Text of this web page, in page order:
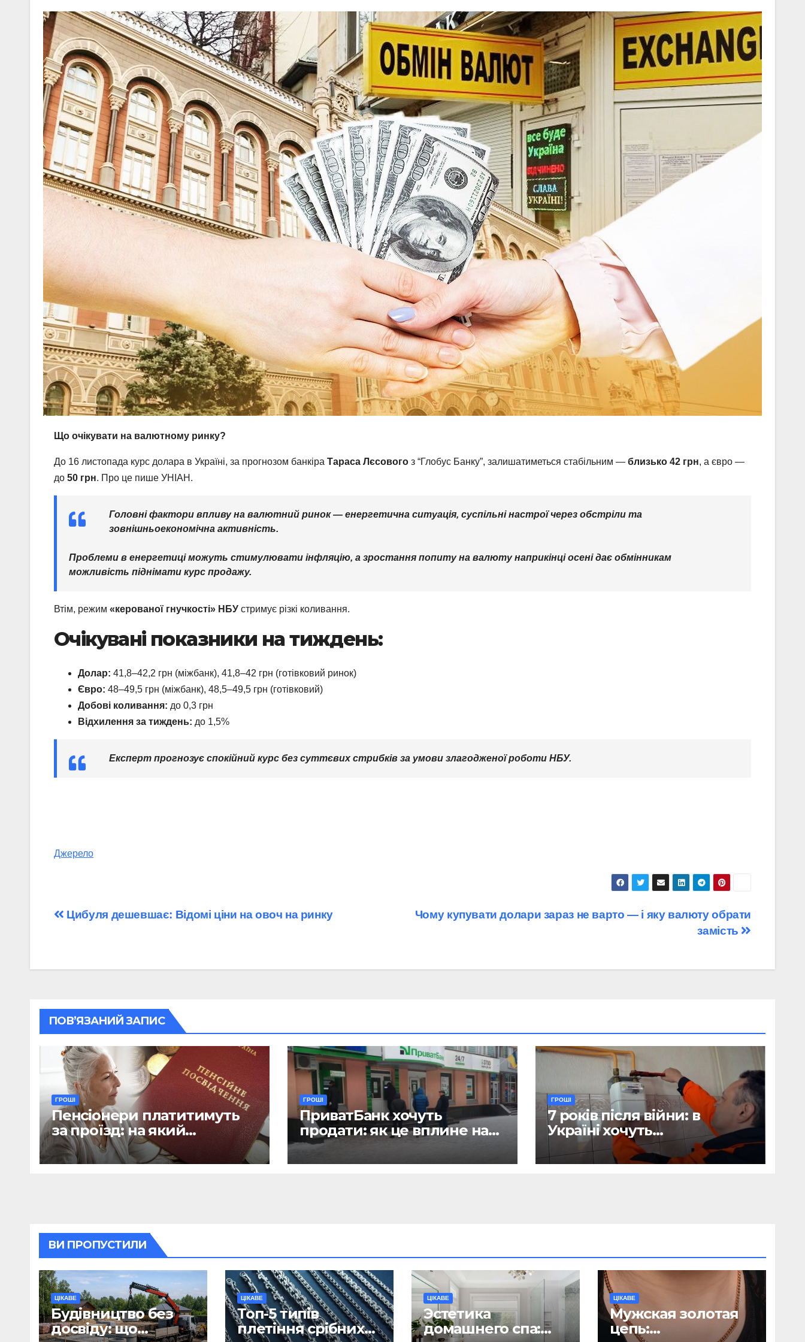
Що очікувати на валютному ринку?
До 16 листопада курс долара в Україні, за прогнозом банкіра Тараса Лєсового з “Глобус Банку”, залишатиметься стабільним — близько 42 грн, а євро —
до 50 грн. Про це пише УНІАН.
Головні фактори впливу на валютний ринок — енергетична ситуація, суспільні настрої через обстріли та
зовнішньоекономічна активність.
Проблеми в енергетиці можуть стимулювати інфляцію, а зростання попиту на валюту наприкінці осені дає обмінникам
можливість піднімати курс продажу.
Втім, режим «керованої гнучкості» НБУ стримує різкі коливання.
Очікувані показники на тиждень:
Долар: 41,8–42,2 грн (міжбанк), 41,8–42 грн (готівковий ринок)
Євро: 48–49,5 грн (міжбанк), 48,5–49,5 грн (готівковий)
Добові коливання: до 0,3 грн
Відхилення за тиждень: до 1,5%
Експерт прогнозує спокійний курс без суттєвих стрибків за умови злагодженої роботи НБУ.
Джерело
Навігація
Чому купувати долари зараз не варто — і яку валюту обрати
замість
Цибуля дешевшає: Відомі ціни на овоч на ринку
ПОВ’ЯЗАНИЙ ЗАПИС
ГРОШІ
Пенсіонери платитимуть
за проїзд: на який
транспорт не діятиме
пільга
ГРОШІ
ПриватБанк хочуть
продати: як це вплине на
отримання зарплат, пенсій
і стипендій
ГРОШІ
7 років після війни: в
Україні хочуть
відтермінувати
встановлення лічильників
ВИ ПРОПУСТИЛИ
ЦІКАВЕ
Будівництво без
досвіду: що
ЦІКАВЕ
Топ-5 типів
плетіння срібних
ЦІКАВЕ
Эстетика
домашнего спа:
ЦІКАВЕ
Мужская золотая
цепь: